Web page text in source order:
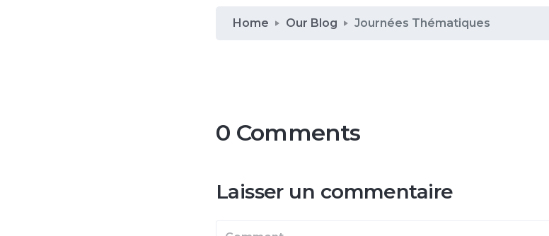
Home Our Blog Journées Thématiques
0 Comments
Laisser un commentaire